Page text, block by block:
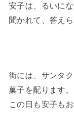
安子は、るいに
聞かれて、答え
街には、サンタ
菓子を配ります
この日も安子も